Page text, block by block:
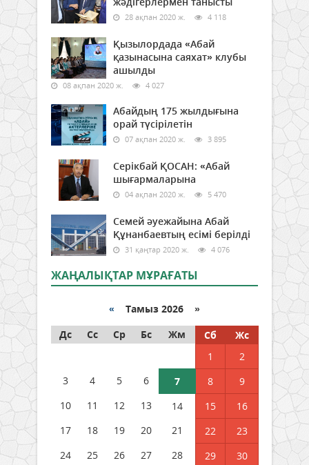
28 ақпан 2020 ж. 4 118
Қызылордада «Абай
қазынасына саяхат» клубы
ашылды
08 ақпан 2020 ж. 4 027
Абайдың 175 жылдығына
орай түсірілетін
07 ақпан 2020 ж. 3 895
Серікбай ҚОСАН: «Абай
шығармаларына
04 ақпан 2020 ж. 5 470
Семей әуежайына Абай
Құнанбаевтың есімі берілді
31 қаңтар 2020 ж. 4 076
ЖАҢАЛЫҚТАР МҰРАҒАТЫ
« Тамыз 2026 »
Дс
Сс Ср Бс Жм Сб
Жс
1
2
3
4 5 6 7 8
9
10
11 12 13 14 15
16
17
18 19 20 21 22
23
24
25 26 27 28 29
30